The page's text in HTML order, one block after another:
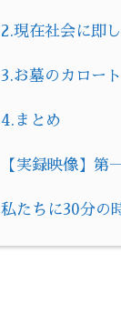
2.現在社会に即
3.お墓のカロー
4.まとめ
【実録映像】第
私たちに30分の